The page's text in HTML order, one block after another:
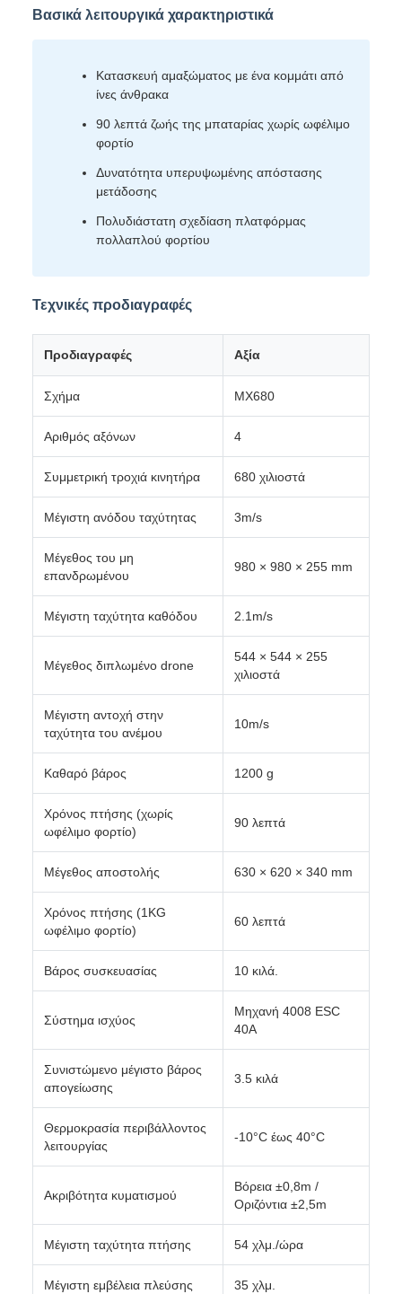
Βασικά λειτουργικά χαρακτηριστικά
Κατασκευή αμαξώματος με ένα κομμάτι από
ίνες άνθρακα
90 λεπτά ζωής της μπαταρίας χωρίς ωφέλιμο
φορτίο
Δυνατότητα υπερυψωμένης απόστασης
μετάδοσης
Πολυδιάστατη σχεδίαση πλατφόρμας
πολλαπλού φορτίου
Τεχνικές προδιαγραφές
Προδιαγραφές Αξία
Σχήμα MX680
Αριθμός αξόνων 4
Συμμετρική τροχιά κινητήρα 680 χιλιοστά
Μέγιστη ανόδου ταχύτητας 3m/s
Μέγεθος του μη
επανδρωμένου
980 × 980 × 255 mm
Μέγιστη ταχύτητα καθόδου 2.1m/s
Μέγεθος διπλωμένο drone
544 × 544 × 255
χιλιοστά
Μέγιστη αντοχή στην
ταχύτητα του ανέμου
10m/s
Καθαρό βάρος 1200 g
Χρόνος πτήσης (χωρίς
ωφέλιμο φορτίο)
90 λεπτά
Μέγεθος αποστολής 630 × 620 × 340 mm
Χρόνος πτήσης (1KG
ωφέλιμο φορτίο)
60 λεπτά
Βάρος συσκευασίας 10 κιλά.
Σύστημα ισχύος
Μηχανή 4008 ESC
40A
Συνιστώμενο μέγιστο βάρος
απογείωσης
3.5 κιλά
Θερμοκρασία περιβάλλοντος
λειτουργίας
-10°C έως 40°C
Ακριβότητα κυματισμού
Βόρεια ±0,8m /
Οριζόντια ±2,5m
Μέγιστη ταχύτητα πτήσης 54 χλμ./ώρα
Μέγιστη εμβέλεια πλεύσης 35 χλμ.